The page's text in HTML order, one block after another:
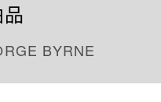
BYRNE